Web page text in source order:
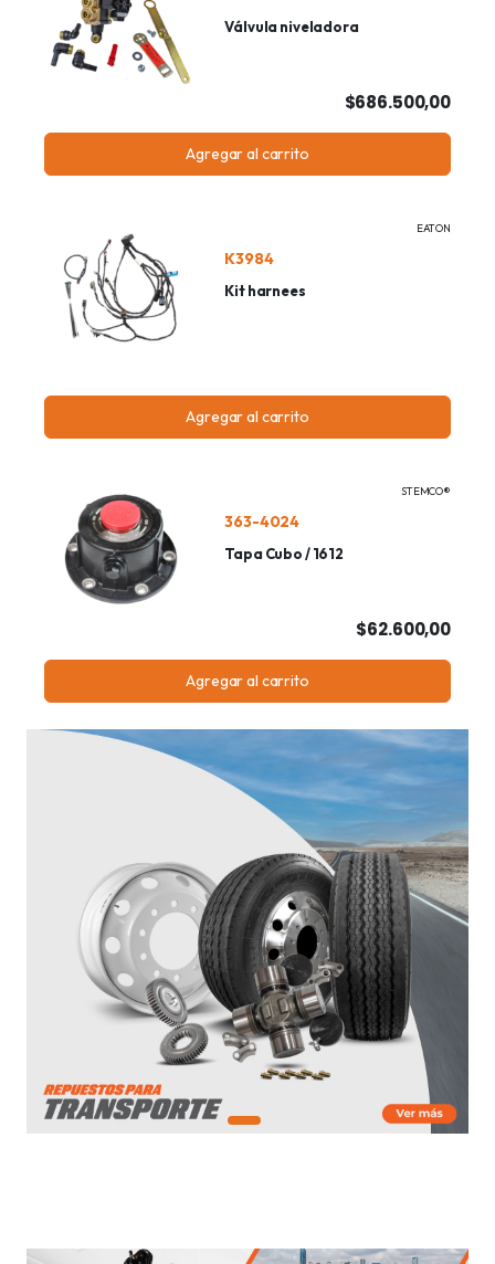
Válvula niveladora
$686.500,00
Agregar al carrito
EATON
K3984
Kit harnees
Agregar al carrito
STEMCO®
363-4024
Tapa Cubo / 1612
$62.600,00
Agregar al carrito